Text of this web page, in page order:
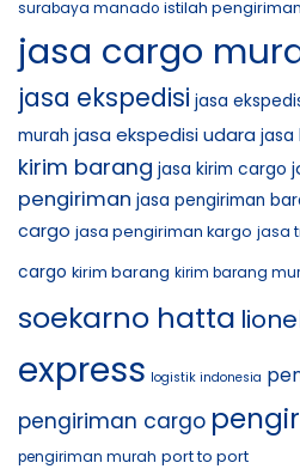
surabaya manado istilah
jasa cargo
jasa ekspedisi jasa
murah jasa ekspedisi udara jasa
kirim barang jasa kirim cargo
pengiriman jasa pengiriman
cargo jasa pengiriman kargo jasa
cargo kirim barang kirim barang
soekarno hatta
express logistik indonesia
pengiriman cargo
pengiriman murah port to port